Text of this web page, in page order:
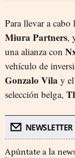
Para llevar a
Miura Partners,
una alianza con
vehículo de
Gonzalo Vila y
selección belga,
Apúntate a la